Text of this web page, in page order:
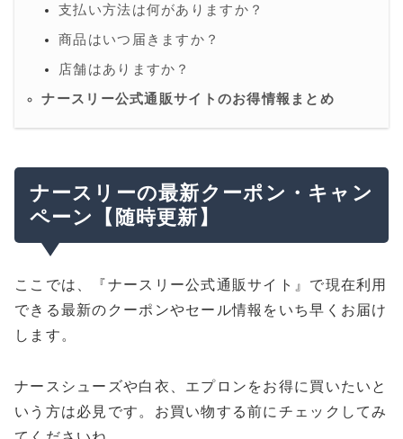
支払い方法は何がありますか？
商品はいつ届きますか？
店舗はありますか？
ナースリー公式通販サイトのお得情報まとめ
ナースリーの最新クーポン・キャン
ペーン【随時更新】
ここでは、『ナースリー公式通販サイト』で現在利用
できる最新のクーポンやセール情報をいち早くお届け
します。
ナースシューズや白衣、エプロンをお得に買いたいと
いう方は必見です。お買い物する前にチェックしてみ